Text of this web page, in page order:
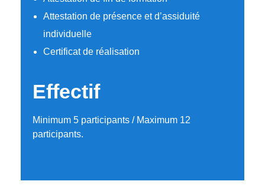
Attestation de présence et d’assiduité
individuelle
Certificat de réalisation
Effectif
Minimum 5 participants / Maximum 12
participants.